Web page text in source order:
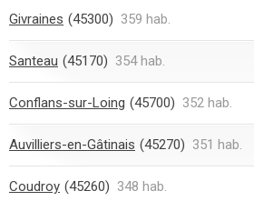
Givraines (45300) 359 hab.
Santeau (45170) 354 hab.
Conflans-sur-Loing (45700) 352 hab.
Auvilliers-en-Gâtinais (45270) 351 hab.
Coudroy (45260) 348 hab.